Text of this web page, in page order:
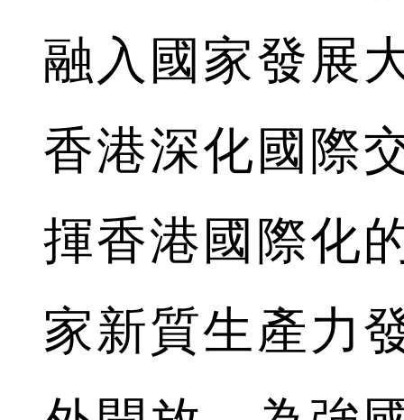
融入國家發展
香港深化國際
揮香港國際化
家新質生產力